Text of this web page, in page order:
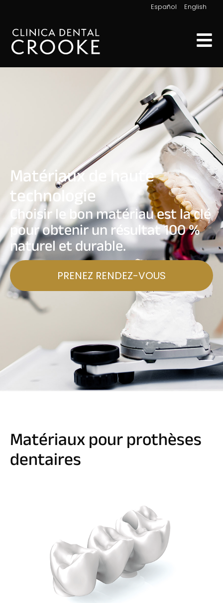
Español English
Matériaux de haute
technologie
Choisir le bon matériau est la clé
pour obtenir un résultat 100 %
naturel et durable.
PRENEZ RENDEZ-VOUS
Matériaux pour prothèses
dentaires